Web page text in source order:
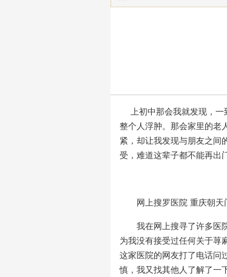
上初中那会我就发现，一
整个人浮肿。那会家里的老
紧，却让我发现与朋友之间
受，难道这辈子都不能再出
网上搜罗医院 重庆朝天
我在网上搜寻了许多医院
为我没有接受过任何关于荨
这家医院的网友打了电话问
慎，我又找其他人了解了一